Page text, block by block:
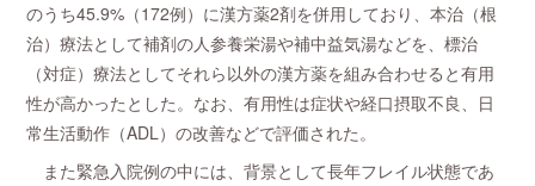
のうち45.9%（172例）に漢方薬2剤を併用しており、本治（根
治）療法として補剤の人参養栄湯や補中益気湯などを、標治
（対症）療法としてそれら以外の漢方薬を組み合わせると有用
性が高かったとした。なお、有用性は症状や経口摂取不良、日
常生活動作（ADL）の改善などで評価された。
また緊急入院例の中には、背景として長年フレイル状態であ